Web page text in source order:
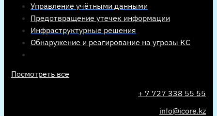
Управление учётными данными
Предотвращение утечек информации
Инфраструктурные решения
Обнаружение и реагирование на угрозы КС
Посмотреть все
+ 7 727 338 55 55
info@icore.kz